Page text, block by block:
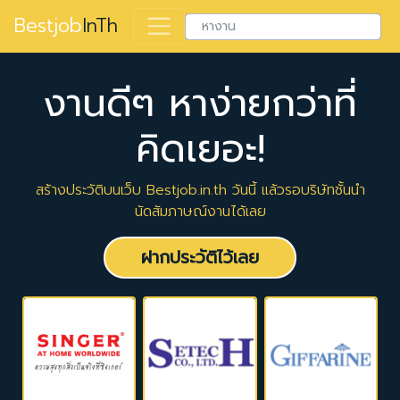
BestjobInTh
งานดีๆ หาง่ายกว่าที่
คิดเยอะ!
สร้างประวัติบนเว็บ Bestjob.in.th วันนี้ แล้วรอบริษัทชั้นนำ
นัดสัมภาษณ์งานได้เลย
ฝากประวัติไว้เลย